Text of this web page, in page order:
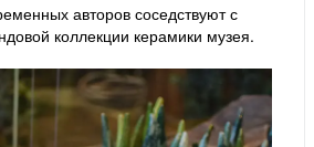
авторов соседствуют с
коллекции керамики музея.